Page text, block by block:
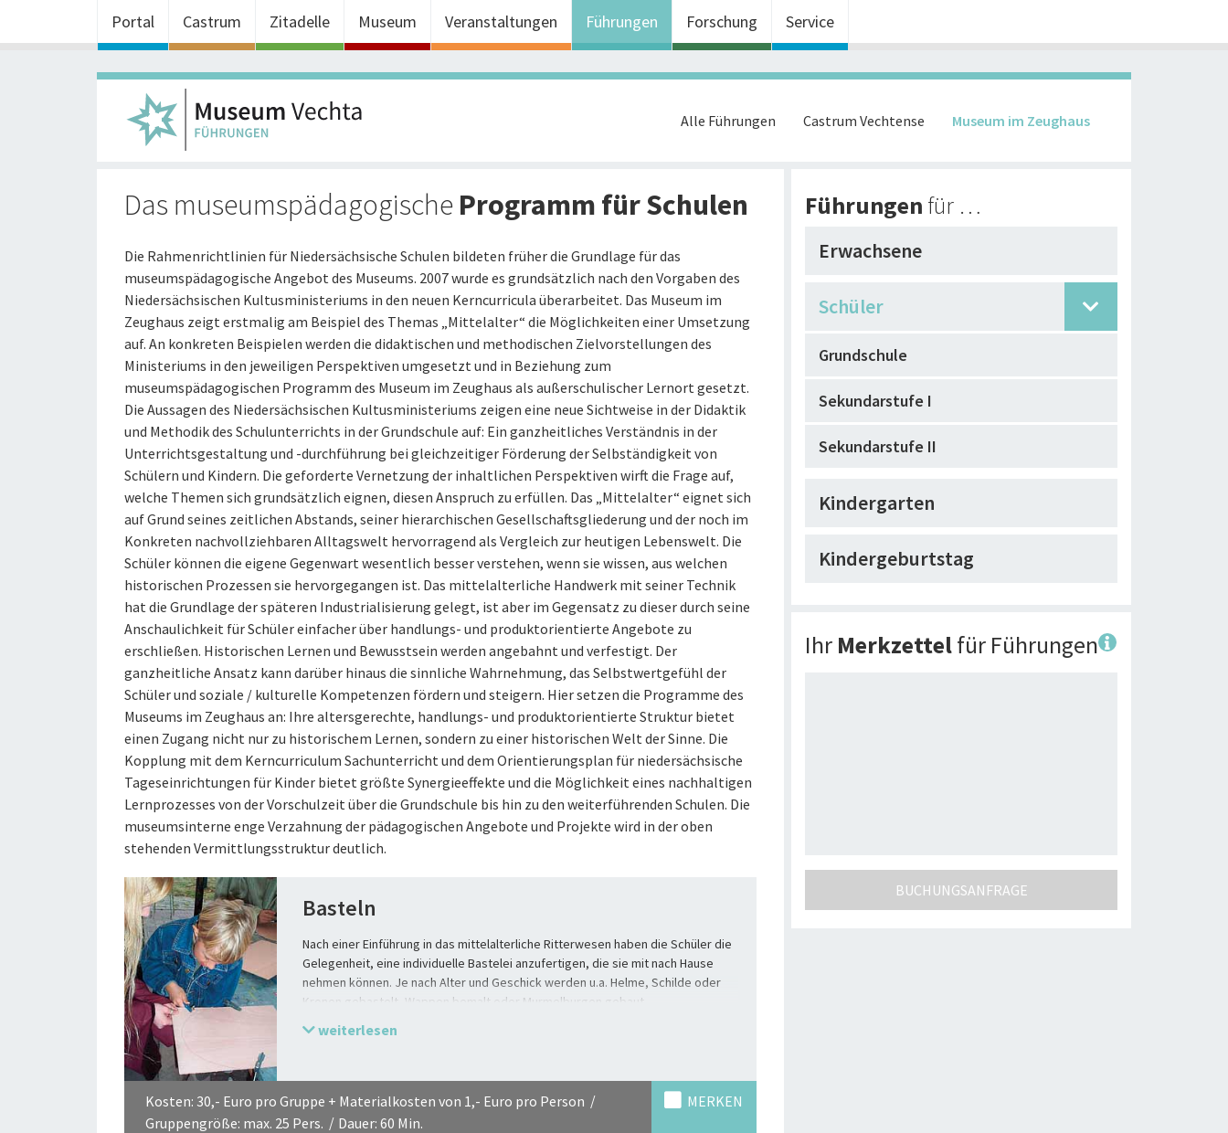
Portal Castrum Zitadelle Museum Veranstaltungen Führungen Forschung Service
Alle Führungen Castrum Vechtense Museum im Zeughaus
Das museumspädagogische Programm für Schulen
Die Rahmenrichtlinien für Niedersächsische Schulen bildeten früher die Grundlage für das
museumspädagogische Angebot des Museums. 2007 wurde es grundsätzlich nach den Vorgaben des
Niedersächsischen Kultusministeriums in den neuen Kerncurricula überarbeitet. Das Museum im
Zeughaus zeigt erstmalig am Beispiel des Themas „Mittelalter“ die Möglichkeiten einer Umsetzung
auf. An konkreten Beispielen werden die didaktischen und methodischen Zielvorstellungen des
Ministeriums in den jeweiligen Perspektiven umgesetzt und in Beziehung zum
museumspädagogischen Programm des Museum im Zeughaus als außerschulischer Lernort gesetzt.
Die Aussagen des Niedersächsischen Kultusministeriums zeigen eine neue Sichtweise in der Didaktik
und Methodik des Schulunterrichts in der Grundschule auf: Ein ganzheitliches Verständnis in der
Unterrichtsgestaltung und -durchführung bei gleichzeitiger Förderung der Selbständigkeit von
Schülern und Kindern. Die geforderte Vernetzung der inhaltlichen Perspektiven wirft die Frage auf,
welche Themen sich grundsätzlich eignen, diesen Anspruch zu erfüllen. Das „Mittelalter“ eignet sich
auf Grund seines zeitlichen Abstands, seiner hierarchischen Gesellschaftsgliederung und der noch im
Konkreten nachvollziehbaren Alltagswelt hervorragend als Vergleich zur heutigen Lebenswelt. Die
Schüler können die eigene Gegenwart wesentlich besser verstehen, wenn sie wissen, aus welchen
historischen Prozessen sie hervorgegangen ist. Das mittelalterliche Handwerk mit seiner Technik
hat die Grundlage der späteren Industrialisierung gelegt, ist aber im Gegensatz zu dieser durch seine
Anschaulichkeit für Schüler einfacher über handlungs- und produktorientierte Angebote zu
erschließen. Historischen Lernen und Bewusstsein werden angebahnt und verfestigt. Der
ganzheitliche Ansatz kann darüber hinaus die sinnliche Wahrnehmung, das Selbstwertgefühl der
Schüler und soziale / kulturelle Kompetenzen fördern und steigern. Hier setzen die Programme des
Museums im Zeughaus an: Ihre altersgerechte, handlungs- und produktorientierte Struktur bietet
einen Zugang nicht nur zu historischem Lernen, sondern zu einer historischen Welt der Sinne. Die
Kopplung mit dem Kerncurriculum Sachunterricht und dem Orientierungsplan für niedersächsische
Tageseinrichtungen für Kinder bietet größte Synergieeffekte und die Möglichkeit eines nachhaltigen
Lernprozesses von der Vorschulzeit über die Grundschule bis hin zu den weiterführenden Schulen. Die
museumsinterne enge Verzahnung der pädagogischen Angebote und Projekte wird in der oben
stehenden Vermittlungsstruktur deutlich.
Basteln
Nach einer Einführung in das mittelalterliche Ritterwesen haben die Schüler die
Gelegenheit, eine individuelle Bastelei anzufertigen, die sie mit nach Hause
nehmen können. Je nach Alter und Geschick werden u.a. Helme, Schilde oder
Kronen gebastelt, Wappen bemalt oder Murmelburgen gebaut.
weiterlesen
Kosten: 30,- Euro pro Gruppe + Materialkosten von 1,- Euro pro Person
Gruppengröße: max. 25 Pers.
Dauer: 60 Min.
MERKEN
Führungen für …
Erwachsene
Schüler
Grundschule
Sekundarstufe I
Sekundarstufe II
Kindergarten
Kindergeburtstag
Ihr Merkzettelfür Führungen
BUCHUNGSANFRAGE